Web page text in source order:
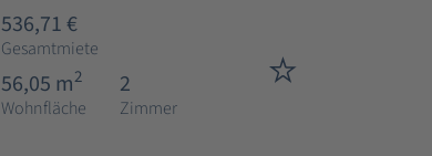
536,71 €
Gesamtmiete
56,05 m2
Wohnfläche
2
Zimmer